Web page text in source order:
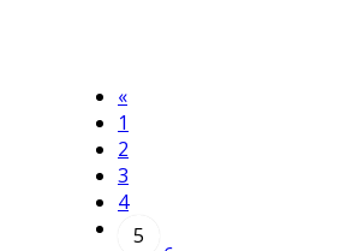
«
1
2
3
4
5